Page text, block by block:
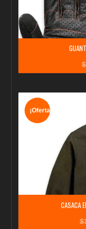
$
¡Oferta!
CASACA
$